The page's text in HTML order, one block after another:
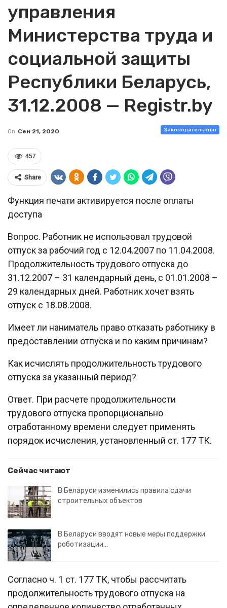
управления
Министерства труда и
социальной защиты
Республики Беларусь,
31.12.2008 — Registr.by
Законодательство
On Сен 21, 2020
457
Share
Функция печати активируется после оплаты
доступа
Вопрос. Работник не использовал трудовой
отпуск за рабочий год с 12.04.2007 по 11.04.2008.
Продолжительность трудового отпуска до
31.12.2007 – 31 календарный день, с 01.01.2008 –
29 календарных дней. Работник хочет взять
отпуск с 18.08.2008.
Имеет ли наниматель право отказать работнику в
предоставлении отпуска и по каким причинам?
Как исчислять продолжительность трудового
отпуска за указанный период?
Ответ. При расчете продолжительности
трудового отпуска пропорционально
отработанному времени следует применять
порядок исчисления, установленный ст. 177 ТК.
Сейчас читают
В Беларуси изменились правила сдачи
строительных объектов
В Беларуси вводят новые меры поддержки
роботизации…
Согласно ч. 1 ст. 177 ТК, чтобы рассчитать
продолжительность трудового отпуска на